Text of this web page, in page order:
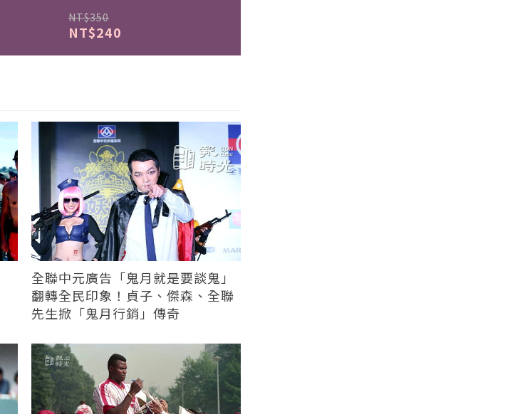
NT$350
NT$240
全聯中元廣告「鬼月就是要談鬼」
翻轉全民印象！貞子、傑森、全聯
先生掀「鬼月行銷」傳奇